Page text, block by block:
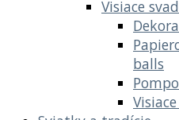
Visiace
balls